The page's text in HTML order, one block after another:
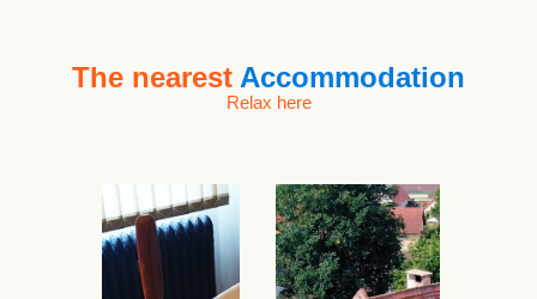
The nearest Accommodation
Relax here